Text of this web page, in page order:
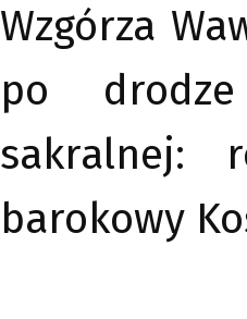
Wzgórza
po drodze
sakralnej:
barokowy